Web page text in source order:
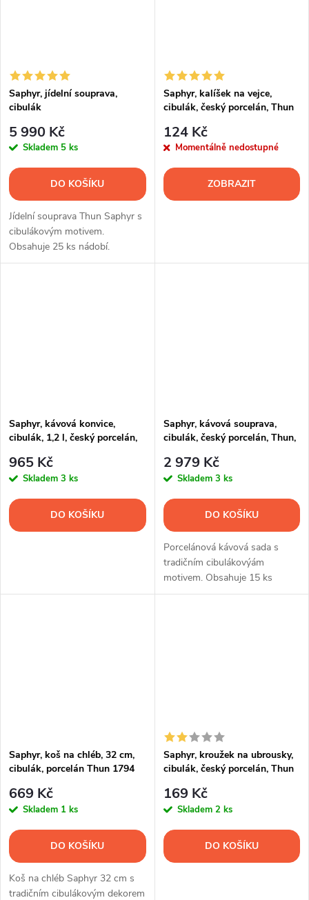
Saphyr, jídelní souprava,
cibulák
5 990 Kč
Skladem 5 ks
DO KOŠÍKU
Jídelní souprava Thun Saphyr s
cibulákovým motivem.
Obsahuje 25 ks nádobí.
Saphyr, kalíšek na vejce,
cibulák, český porcelán, Thun
124 Kč
Momentálně nedostupné
ZOBRAZIT
Saphyr, kávová konvice,
cibulák, 1,2 l, český porcelán,
965 Kč
Skladem 3 ks
DO KOŠÍKU
Saphyr, kávová souprava,
cibulák, český porcelán, Thun,
2 979 Kč
Skladem 3 ks
DO KOŠÍKU
Porcelánová kávová sada s
tradičním cibulákovýám
motivem. Obsahuje 15 ks
nádobí.
Saphyr, koš na chléb, 32 cm,
cibulák, porcelán Thun 1794
669 Kč
Skladem 1 ks
DO KOŠÍKU
Koš na chléb Saphyr 32 cm s
tradičním cibulákovým dekorem
Saphyr, kroužek na ubrousky,
cibulák, český porcelán, Thun
169 Kč
Skladem 2 ks
DO KOŠÍKU